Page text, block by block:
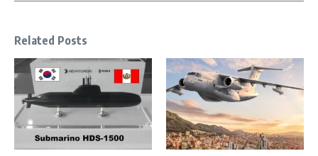
Related Posts